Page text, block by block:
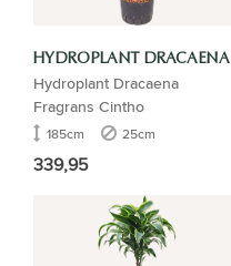
HYDROPLANT DRACAENA
Hydroplant Dracaena
Fragrans Cintho
185cm 25cm
339,95